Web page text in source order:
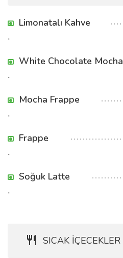
Limonatalı Kahve
..
White Chocolate Mocha
..
Mocha Frappe
..
Frappe
..
Soğuk Latte
..
SICAK İÇECEKLER